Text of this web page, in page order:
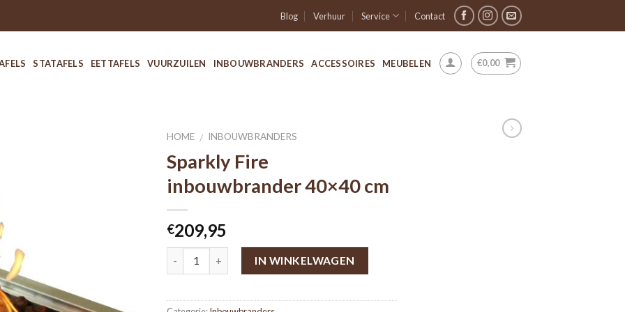
Blog Verhuur Service Contact
STATAFELS EETTAFELS VUURZUILEN INBOUWBRANDERS ACCESSOIRES MEUBELEN €0,00
HOME / INBOUWBRANDERS
Sparkly Fire
inbouwbrander 40×40 cm
€209,95
IN WINKELWAGEN